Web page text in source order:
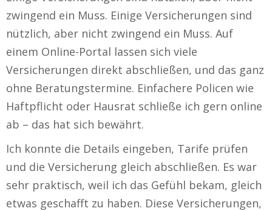
zwingend ein Muss. Einige Versicherungen sind
nützlich, aber nicht zwingend ein Muss. Auf
einem Online-Portal lassen sich viele
Versicherungen direkt abschließen, und das ganz
ohne Beratungstermine. Einfachere Policen wie
Haftpflicht oder Hausrat schließe ich gern online
ab – das hat sich bewährt.
Ich konnte die Details eingeben, Tarife prüfen
und die Versicherung gleich abschließen. Es war
sehr praktisch, weil ich das Gefühl bekam, gleich
etwas geschafft zu haben. Diese Versicherungen,